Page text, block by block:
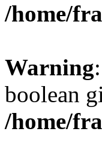
/home/
Warning
boolean
/home/